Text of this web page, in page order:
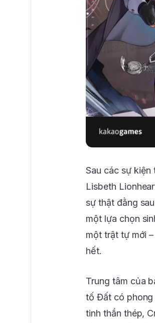
Sau các sự
Lisbeth
sự thật đằng
một lựa chọn
một trật tự mới
hết.
Trung tâm của
tố Đất có phong
tinh thần thép,